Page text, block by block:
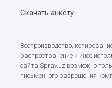
Скачать анкету
Воспроизводство,
распространение и иное
сайта Sprav.uz возможно
письменного разрешения